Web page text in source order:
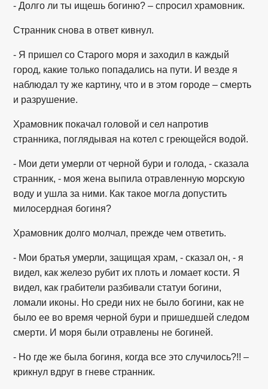
- Долго ли ты ищешь богиню? – спросил храмовник.
Странник снова в ответ кивнул.
- Я пришел со Старого моря и заходил в каждый
город, какие только попадались на пути. И везде я
наблюдал ту же картину, что и в этом городе – смерть
и разрушение.
Храмовник покачал головой и сел напротив
странника, поглядывая на котел с греющейся водой.
- Мои дети умерли от черной бури и голода, - сказала
странник, - моя жена выпила отравленную морскую
воду и ушла за ними. Как такое могла допустить
милосердная богиня?
Храмовник долго молчал, прежде чем ответить.
- Мои братья умерли, защищая храм, - сказал он, - я
видел, как железо рубит их плоть и ломает кости. Я
видел, как грабители разбивали статуи богини,
ломали иконы. Но среди них не было богини, как не
было ее во время черной бури и пришедшей следом
смерти. И моря были отравлены не богиней.
- Но где же была богиня, когда все это случилось?!! –
крикнул вдруг в гневе странник.